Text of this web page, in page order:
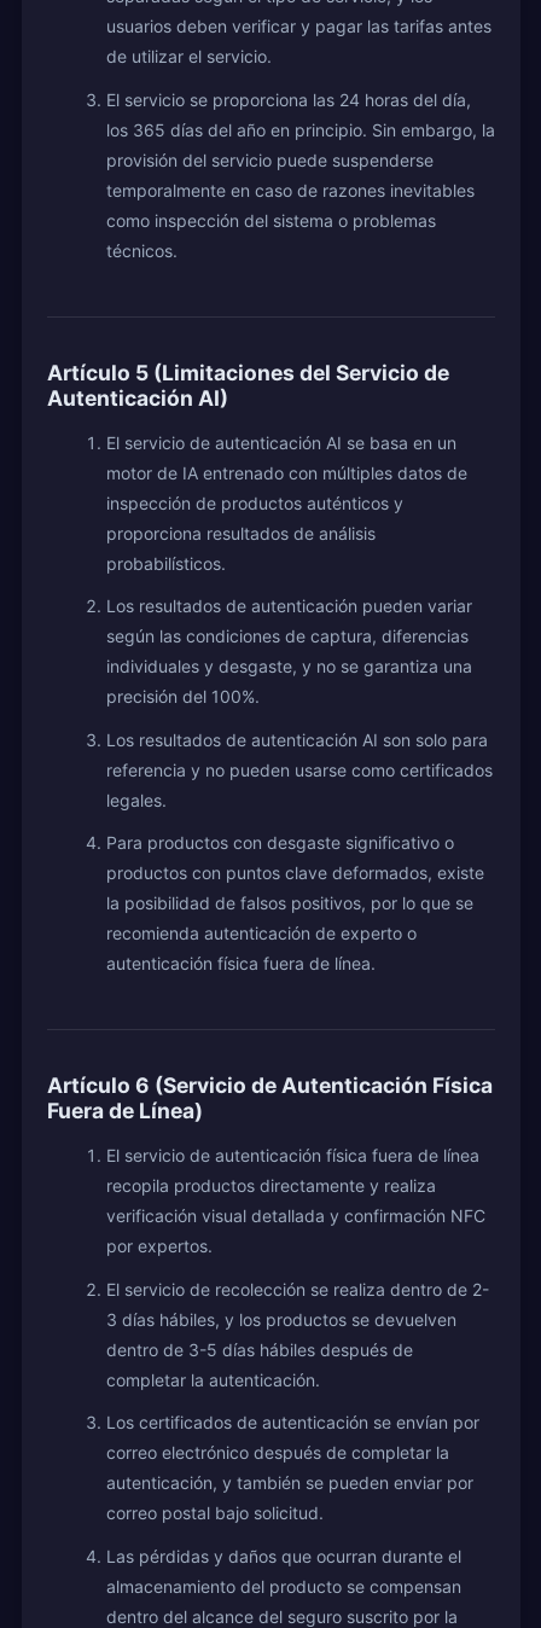
usuarios deben verificar y pagar las tarifas antes
de utilizar el servicio.
El servicio se proporciona las 24 horas del día,
los 365 días del año en principio. Sin embargo, la
provisión del servicio puede suspenderse
temporalmente en caso de razones inevitables
como inspección del sistema o problemas
técnicos.
Artículo 5 (Limitaciones del Servicio de
Autenticación AI)
El servicio de autenticación AI se basa en un
motor de IA entrenado con múltiples datos de
inspección de productos auténticos y
proporciona resultados de análisis
probabilísticos.
Los resultados de autenticación pueden variar
según las condiciones de captura, diferencias
individuales y desgaste, y no se garantiza una
precisión del 100%.
Los resultados de autenticación AI son solo para
referencia y no pueden usarse como certificados
legales.
Para productos con desgaste significativo o
productos con puntos clave deformados, existe
la posibilidad de falsos positivos, por lo que se
recomienda autenticación de experto o
autenticación física fuera de línea.
Artículo 6 (Servicio de Autenticación Física
Fuera de Línea)
El servicio de autenticación física fuera de línea
recopila productos directamente y realiza
verificación visual detallada y confirmación NFC
por expertos.
El servicio de recolección se realiza dentro de 2-
3 días hábiles, y los productos se devuelven
dentro de 3-5 días hábiles después de
completar la autenticación.
Los certificados de autenticación se envían por
correo electrónico después de completar la
autenticación, y también se pueden enviar por
correo postal bajo solicitud.
Las pérdidas y daños que ocurran durante el
almacenamiento del producto se compensan
dentro del alcance del seguro suscrito por la